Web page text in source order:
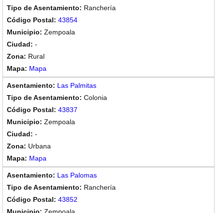
Ranchería
43854
Zempoala
-
Rural
Mapa
Las Palmitas
Colonia
43837
Zempoala
-
Urbana
Mapa
Las Palomas
Ranchería
43852